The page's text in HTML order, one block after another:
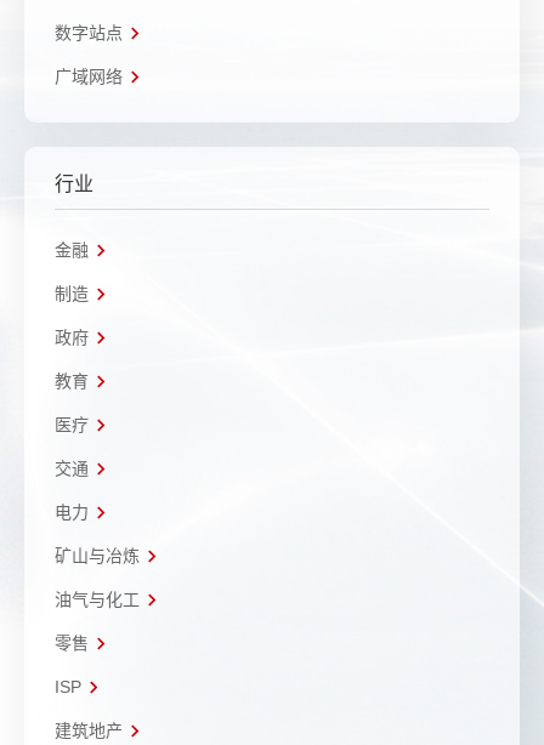
数字站点
广域网络
行业
金融
制造
政府
教育
医疗
交通
电力
矿山与冶炼
油气与化工
零售
ISP
建筑地产